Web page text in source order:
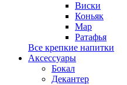
Виски
Коньяк
Мар
Ратафья
Все крепкие напитки
Аксессуары
Бокал
Декантер